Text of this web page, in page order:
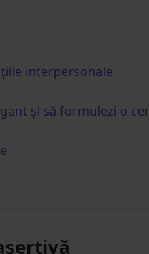
interpersonale
și să formulezi o